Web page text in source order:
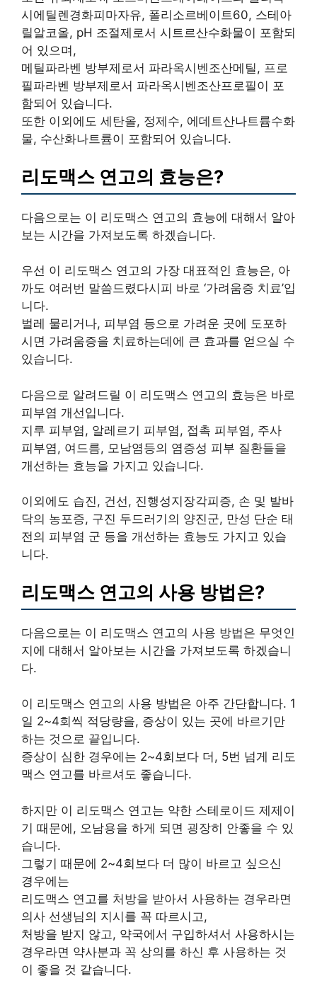
시에틸렌경화피마자유, 폴리소르베이트60, 스테아
릴알코올, pH 조절제로서 시트르산수화물이 포함되
어 있으며,
메틸파라벤 방부제로서 파라옥시벤조산메틸, 프로
필파라벤 방부제로서 파라옥시벤조산프로필이 포
함되어 있습니다.
또한 이외에도 세탄올, 정제수, 에데트산나트륨수화
물, 수산화나트륨이 포함되어 있습니다.
리도맥스 연고의 효능은?
다음으로는 이 리도맥스 연고의 효능에 대해서 알아
보는 시간을 가져보도록 하겠습니다.
우선 이 리도맥스 연고의 가장 대표적인 효능은, 아
까도 여러번 말씀드렸다시피 바로 ‘가려움증 치료’입
니다.
벌레 물리거나, 피부염 등으로 가려운 곳에 도포하
시면 가려움증을 치료하는데에 큰 효과를 얻으실 수
있습니다.
다음으로 알려드릴 이 리도맥스 연고의 효능은 바로
피부염 개선입니다.
지루 피부염, 알레르기 피부염, 접촉 피부염, 주사
피부염, 여드름, 모남염등의 염증성 피부 질환들을
개선하는 효능을 가지고 있습니다.
이외에도 습진, 건선, 진행성지장각피증, 손 및 발바
닥의 농포증, 구진 두드러기의 양진군, 만성 단순 태
전의 피부염 군 등을 개선하는 효능도 가지고 있습
니다.
리도맥스 연고의 사용 방법은?
다음으로는 이 리도맥스 연고의 사용 방법은 무엇인
지에 대해서 알아보는 시간을 가져보도록 하겠습니
다.
이 리도맥스 연고의 사용 방법은 아주 간단합니다. 1
일 2~4회씩 적당량을, 증상이 있는 곳에 바르기만
하는 것으로 끝입니다.
증상이 심한 경우에는 2~4회보다 더, 5번 넘게 리도
맥스 연고를 바르셔도 좋습니다.
하지만 이 리도맥스 연고는 약한 스테로이드 제제이
기 때문에, 오남용을 하게 되면 굉장히 안좋을 수 있
습니다.
그렇기 때문에 2~4회보다 더 많이 바르고 싶으신
경우에는
리도맥스 연고를 처방을 받아서 사용하는 경우라면
의사 선생님의 지시를 꼭 따르시고,
처방을 받지 않고, 약국에서 구입하셔서 사용하시는
경우라면 약사분과 꼭 상의를 하신 후 사용하는 것
이 좋을 것 같습니다.